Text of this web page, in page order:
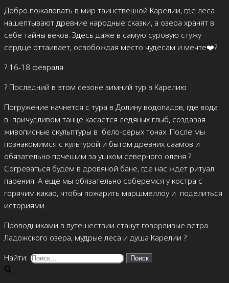
Добро пожаловать в мир таинственной Карелии, где леса
нашептывают древние народные сказки, а озера хранят в
себе тайны веков. Здесь даже в самую суровую стужу
сердце оттаивает, освобождая место чудесам и мечте❤️‍?
?️ 16-18 февраля
?️ Последний в этом сезоне зимний тур в Карелию
Погружение начнется с тура в Долину водопадов, где вода
в причудливом танце касается ледяных глыб, создавая
живописные скульптуры в бело-серых тонах. После мы
познакомимся с культурой и бытом древних саамов и
обязательно почешим за ушком северного оленя ?
Согреваться будем в дровяной бане, где нас ждет ритуал
парения. А еще мы обязательно соберемся у костра с
горячим какао, чтобы пожарить маршмеллоу и поделиться
историями.
Проводниками в путешествии станут говорливые ветра
Ладожского озера, мудрые леса и душа Карелии ?
Найти: